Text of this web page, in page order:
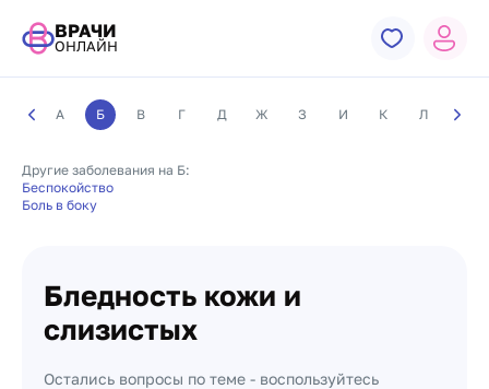
ВРАЧИ
ОНЛАЙН
А Б В Г Д Ж З И К Л М
Другие заболевания на Б:
Беспокойство
Боль в боку
Бледность кожи и
слизистых
Остались вопросы по теме - воспользуйтесь